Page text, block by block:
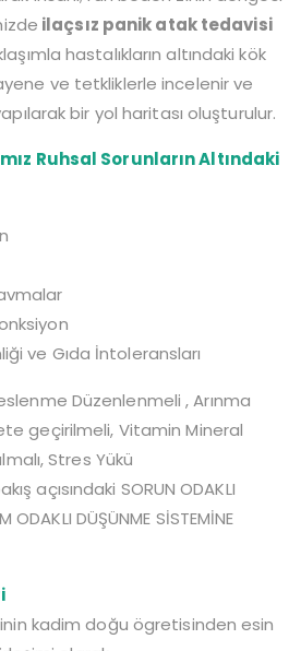
ilaçsız panik atak tedavisi
hastalıkların altındaki kök
ve tetkliklerle incelenir ve
bir yol haritası oluşturulur.
Ruhsal Sorunların Altındaki
ve Gıda İntoleransları
Düzenlenmeli , Arınma
geçirilmeli, Vitamin Mineral
Stres Yükü
açısındaki SORUN ODAKLI
DÜŞÜNME SİSTEMİNE
kadim doğu ögretisinden esin